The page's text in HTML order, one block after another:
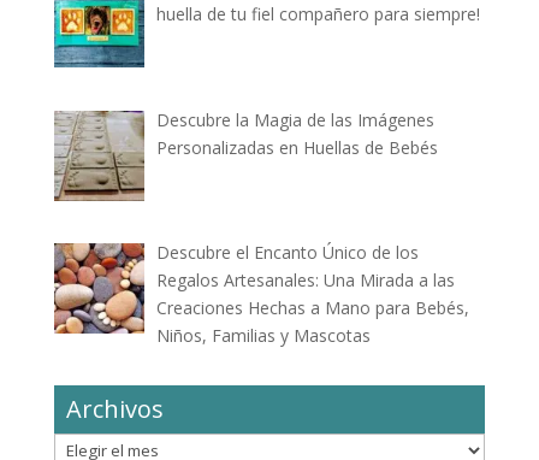
huella de tu fiel compañero para siempre!
Descubre la Magia de las Imágenes
Personalizadas en Huellas de Bebés
Descubre el Encanto Único de los
Regalos Artesanales: Una Mirada a las
Creaciones Hechas a Mano para Bebés,
Niños, Familias y Mascotas
Archivos
Archivos